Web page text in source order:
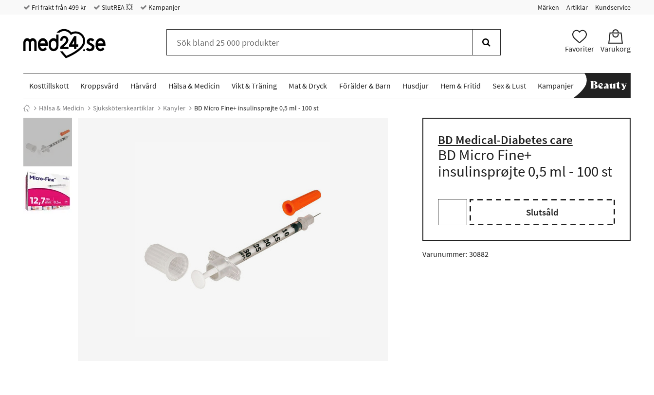
Fri frakt från 499 kr SlutREA 💥 Kampanjer Märken Artiklar Kundservice
Favoriter Varukorg
Kosttillskott Kroppsvård Hårvård Hälsa & Medicin Vikt & Träning Mat & Dryck Förälder & Barn Husdjur Hem & Fritid Sex & Lust Kampanjer
Hälsa & Medicin Sjuksköterskeartiklar Kanyler BD Micro Fine+ insulinsprøjte 0,5 ml - 100 st
BD Medical-Diabetes care
BD Micro Fine+
insulinsprøjte 0,5 ml - 100 st
Slutsåld
Varunummer: 30882